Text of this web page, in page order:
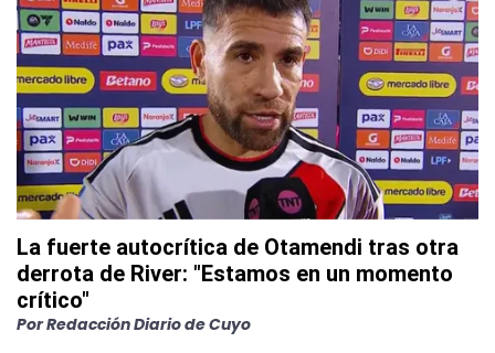
La fuerte autocrítica de Otamendi tras otra
derrota de River: "Estamos en un momento
crítico"
PorRedacción Diario de Cuyo